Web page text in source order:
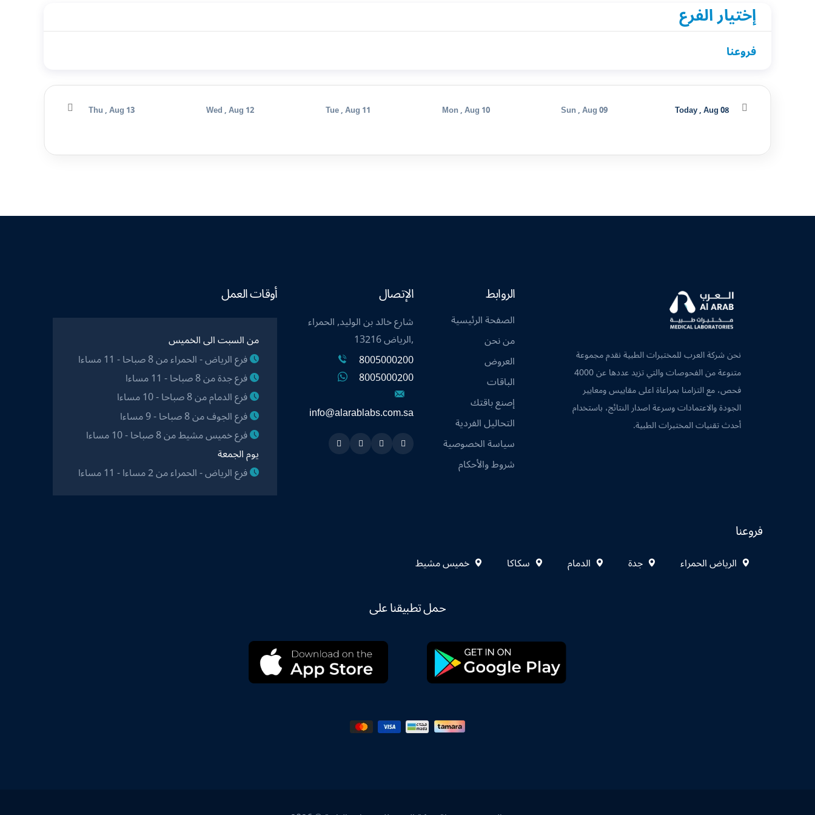
إختيار الفرع
فروعنا
Sun , Aug 09
Mon , Aug 10
Wed , Aug 12
نحن شركة العرب للمختبرات الطبية نقدم مجموعة
متنوعة من الفحوصات والتي تزيد عددها عن 4000
فحص، مع التزامنا بمراعاة اعلى مقاييس ومعايير
الجودة والاعتمادات وسرعة اصدار النتائج، باستخدام
أحدث تقنيات المختبرات الطبية.
الروابط
الصفحة الرئيسية
من نحن
العروض
الباقات
إصنع باقتك
التحاليل الفردية
سياسة الخصوصية
شروط والأحكام
الإتصال
شارع خالد بن الوليد, الحمراء
,الرياض 13216
8005000200
8005000200
info@alarablabs.com.sa
Snapchat
Twitter
Linkedin
Instagram
أوقات العمل
من السبت الى الخميس
فرع الرياض - الحمراء من 8 صباحا - 11 مساءا
فرع جدة من 8 صباحا - 11 مساءا
فرع الدمام من 8 صباحا - 10 مساءا
فرع الجوف من 8 صباحا - 9 مساءا
فرع خميس مشيط من 8 صباحا - 10 مساءا
يوم الجمعة
فرع الرياض - الحمراء من 2 مساءا - 11 مساءا
فروعنا
الرياض الحمراء جدة الدمام سكاكا خميس مشيط
حمل تطبيقنا على